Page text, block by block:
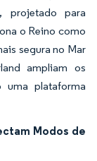
projetado para
o Reino como
segura no Mar
ampliam os
uma plataforma
Modos de